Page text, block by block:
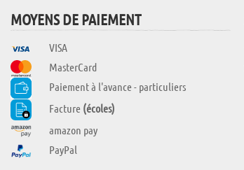
MOYENS DE PAIEMENT
VISA
MasterCard
Paiement à l'avance - particuliers
Facture (écoles)
amazon pay
PayPal